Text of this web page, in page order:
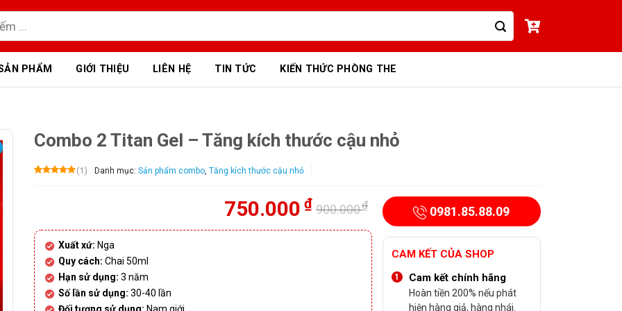
PHẨM GIỚI THIỆU LIÊN HỆ TIN TỨC KIẾN THỨC PHÒNG THE
Combo 2 Titan Gel – Tăng kích thước cậu nhỏ
(1) Danh mục: Sản phẩm combo, Tăng kích thước cậu nhỏ
900.000₫
Giá
gốc
là:
900.000 ₫.
750.000₫
Giá
hiện
tại
là:
750.000 ₫.
Xuất xứ: Nga
Quy cách: Chai 50ml
Hạn sử dụng: 3 năm
Số lần sử dụng: 30-40 lần
0981.85.88.09
CAM KẾT CỦA SHOP
Cam kết chính hãng
Hoàn tiền 200% nếu phát
hiện hàng giả, hàng nhái.